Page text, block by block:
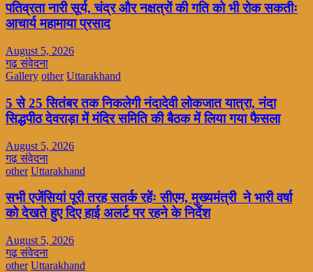
पतिव्रता नारी सूर्य, चंद्र और नक्षत्रों की गति को भी रोक सकतीः
आचार्य महामाया प्रसाद
August 5, 2026
गढ़ संवेदना
Gallery other Uttarakhand
5 से 25 सितंबर तक निकलेगी नंदादेवी लोकजात यात्रा, नंदा
सिद्धपीठ देवराड़ा में मंदिर समिति की बैठक में लिया गया फैसला
August 5, 2026
गढ़ संवेदना
other Uttarakhand
सभी एजेंसियां पूरी तरह सतर्क रहेंः सीएम, मुख्यमंत्री ने भारी वर्षा
को देखते हुए दिए हाई अलर्ट पर रहने के निर्देश
August 5, 2026
गढ़ संवेदना
other Uttarakhand